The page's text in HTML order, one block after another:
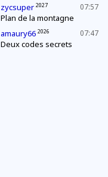
07:57
zycsuper 2027
Plan de la montagne
07:47
amaury66 2026
Deux codes secrets